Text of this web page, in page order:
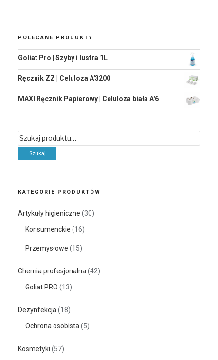
POLECANE PRODUKTY
Goliat Pro | Szyby i lustra 1L
Ręcznik ZZ | Celuloza A'3200
MAXI Ręcznik Papierowy | Celuloza biała A'6
Szukaj:
KATEGORIE PRODUKTÓW
Artykuły higieniczne (30)
Konsumenckie (16)
Przemysłowe (15)
Chemia profesjonalna (42)
Goliat PRO (13)
Dezynfekcja (18)
Ochrona osobista (5)
Kosmetyki (57)